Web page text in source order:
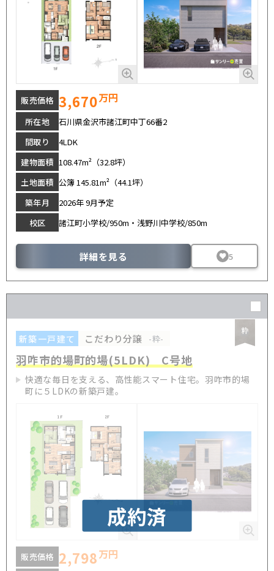
販売価格 3,670万円
所在地
石川県金沢市諸江町中丁66番2
間取り
4LDK
建物面積 108.47m²（32.8坪）
土地面積 公簿 145.81m²（44.1坪）
築年月
2026年 9月予定
校区
諸江町小学校/950m・浅野川中学校/850m
詳細を見る 5
成約済
新築一戸建て こだわり分譲 -粋-
羽咋市的場町的場(5LDK) C号地
快適な毎日を支える、高性能スマート住宅。羽咋市的場
町に５LDKの新築戸建。
販売価格 2,798万円